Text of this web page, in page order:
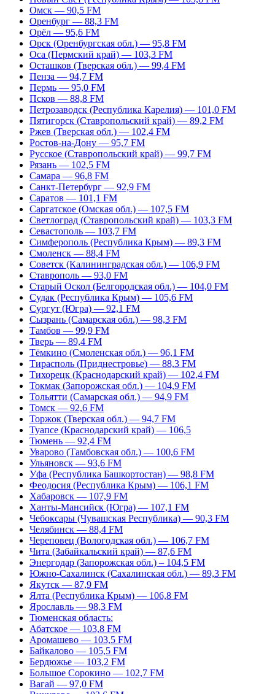
Омск — 90,5 FM
Оренбург — 88,3 FM
Орёл — 95,6 FM
Орск (Оренбургская обл.) — 95,8 FM
Оса (Пермский край) — 103,3 FM
Осташков (Тверская обл.) — 99,4 FM
Пенза — 94,7 FM
Пермь — 95,0 FM
Псков — 88,8 FM
Петрозаводск (Республика Карелия) — 101,0 FM
Пятигорск (Ставропольский край) — 89,2 FM
Ржев (Тверская обл.) — 102,4 FM
Ростов-на-Дону — 95,7 FM
Русское (Ставропольский край) — 99,7 FM
Рязань — 102,5 FM
Самара — 96,8 FM
Санкт-Петербург — 92,9 FM
Саратов — 101,1 FM
Саргатское (Омская обл.) — 107,5 FM
Светлоград (Ставропольский край) — 103,3 FM
Севастополь — 103,7 FM
Симферополь (Республика Крым) — 89,3 FM
Смоленск — 88,4 FM
Советск (Калининградская обл.) — 106,9 FM
Ставрополь — 93,0 FM
Старый Оскол (Белгородская обл.) — 104,0 FM
Судак (Республика Крым) — 105,6 FM
Сургут (Югра) — 92,1 FM
Сызрань (Самарская обл.) — 98,3 FM
Тамбов — 99,9 FM
Тверь — 89,4 FM
Тёмкино (Смоленская обл.) — 96,1 FM
Тирасполь (Приднестровье) — 88,3 FM
Тихорецк (Краснодарский край) — 102,4 FM
Токмак (Запорожская обл.) — 104,9 FM
Тольятти (Самарская обл.) — 94,9 FM
Томск — 92,6 FM
Торжок (Тверская обл.) — 94,7 FM
Туапсе (Краснодарский край) — 106,5
Тюмень — 92,4 FM
Уварово (Тамбовская обл.) — 100,6 FM
Ульяновск — 93,6 FM
Уфа (Республика Башкортостан) — 98,8 FM
Феодосия (Республика Крым) — 106,1 FM
Хабаровск — 107,9 FM
Ханты-Мансийск (Югра) — 107,1 FM
Чебоксары (Чувашская Республика) — 90,3 FM
Челябинск — 88,4 FM
Череповец (Вологодская обл.) — 106,7 FM
Чита (Забайкальский край) — 87,6 FM
Энергодар (Запорожская обл.) – 104,5 FM
Южно-Сахалинск (Сахалинская обл.) — 89,3 FM
Якутск — 87,9 FM
Ялта (Республика Крым) — 106,8 FM
Ярославль — 98,3 FM
Тюменская область:
Абатское — 103,8 FM
Аромашево — 103,5 FM
Байкалово — 105,5 FM
Бердюжье — 103,2 FM
Большое Сорокино — 102,7 FM
Вагай — 97,0 FM